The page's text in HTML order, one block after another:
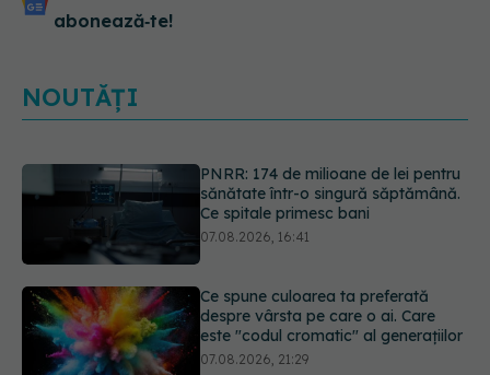
abonează‑te!
NOUTĂȚI
PNRR: 174 de milioane de lei pentru
sănătate într-o singură săptămână.
Ce spitale primesc bani
07.08.2026, 16:41
Ce spune culoarea ta preferată
despre vârsta pe care o ai. Care
este "codul cromatic" al generațiilor
07.08.2026, 21:29